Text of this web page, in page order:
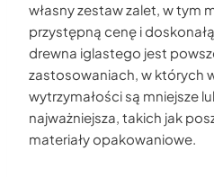
własny zestaw zalet, w tym
przystępną cenę i
drewna iglastego jest
zastosowaniach, w których
wytrzymałości są mniejsze
najważniejsza, takich jak
materiały opakowaniowe.